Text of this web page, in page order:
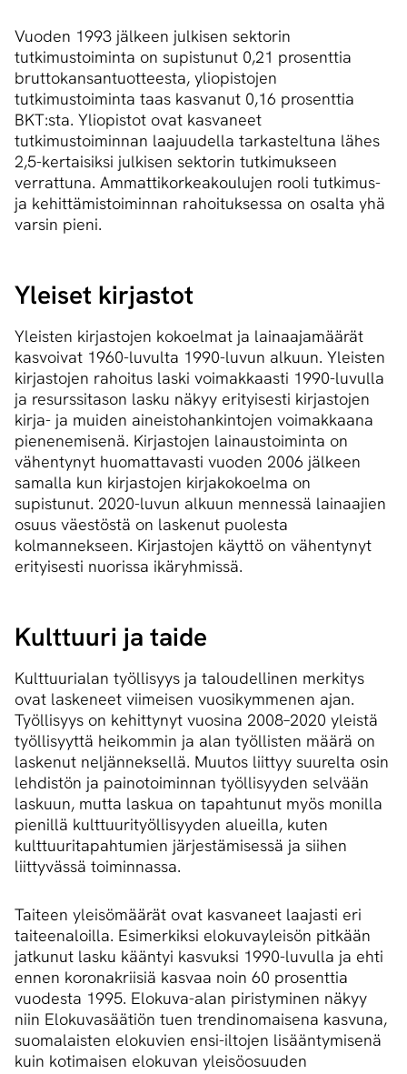
Vuoden 1993 jälkeen julkisen sektorin
tutkimustoiminta on supistunut 0,21 prosenttia
bruttokansantuotteesta, yliopistojen
tutkimustoiminta taas kasvanut 0,16 prosenttia
BKT:sta. Yliopistot ovat kasvaneet
tutkimustoiminnan laajuudella tarkasteltuna lähes
2,5-kertaisiksi julkisen sektorin tutkimukseen
verrattuna. Ammattikorkeakoulujen rooli tutkimus-
ja kehittämistoiminnan rahoituksessa on osalta yhä
varsin pieni.
Yleiset kirjastot
Yleisten kirjastojen kokoelmat ja lainaajamäärät
kasvoivat 1960-luvulta 1990-luvun alkuun. Yleisten
kirjastojen rahoitus laski voimakkaasti 1990-luvulla
ja resurssitason lasku näkyy erityisesti kirjastojen
kirja- ja muiden aineistohankintojen voimakkaana
pienenemisenä. Kirjastojen lainaustoiminta on
vähentynyt huomattavasti vuoden 2006 jälkeen
samalla kun kirjastojen kirjakokoelma on
supistunut. 2020-luvun alkuun mennessä lainaajien
osuus väestöstä on laskenut puolesta
kolmannekseen. Kirjastojen käyttö on vähentynyt
erityisesti nuorissa ikäryhmissä.
Kulttuuri ja taide
Kulttuurialan työllisyys ja taloudellinen merkitys
ovat laskeneet viimeisen vuosikymmenen ajan.
Työllisyys on kehittynyt vuosina 2008–2020 yleistä
työllisyyttä heikommin ja alan työllisten määrä on
laskenut neljänneksellä. Muutos liittyy suurelta osin
lehdistön ja painotoiminnan työllisyyden selvään
laskuun, mutta laskua on tapahtunut myös monilla
pienillä kulttuurityöllisyyden alueilla, kuten
kulttuuritapahtumien järjestämisessä ja siihen
liittyvässä toiminnassa.
Taiteen yleisömäärät ovat kasvaneet laajasti eri
taiteenaloilla. Esimerkiksi elokuvayleisön pitkään
jatkunut lasku kääntyi kasvuksi 1990-luvulla ja ehti
ennen koronakriisiä kasvaa noin 60 prosenttia
vuodesta 1995. Elokuva-alan piristyminen näkyy
niin Elokuvasäätiön tuen trendinomaisena kasvuna,
suomalaisten elokuvien ensi-iltojen lisääntymisenä
kuin kotimaisen elokuvan yleisöosuuden